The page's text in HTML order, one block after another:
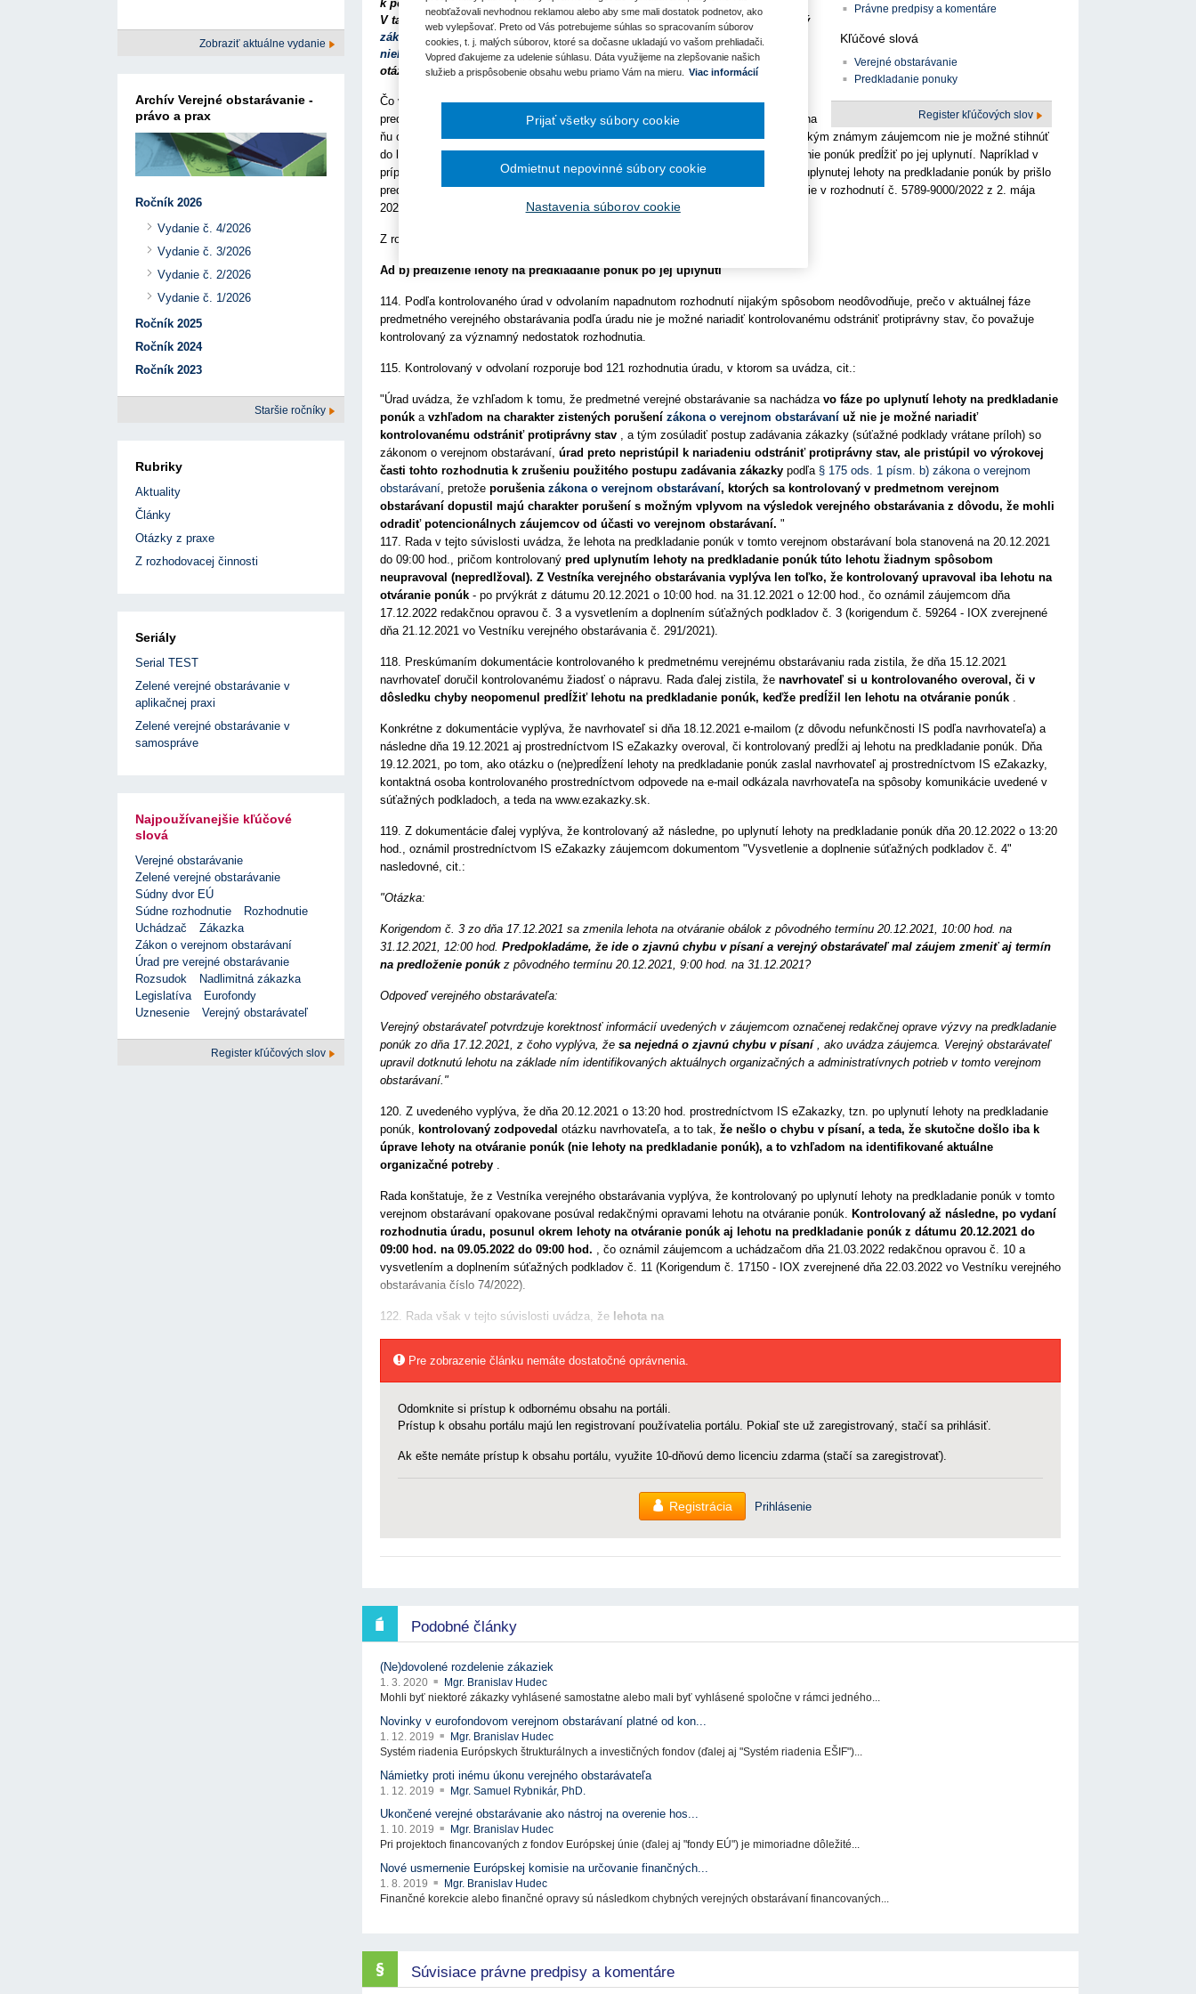
17. 7. 2026
Úrad pre verejné obstarávanie
Zelené obstarávanie naráža na bariéry aj obavy
konfliktu záujmov
8. 7. 2026
Úrad pre verejné obstarávanie
22. 1. 2026
Otvorenie výzvy na predkladanie žiadostí o dotácie
potenciálnych c...
Tretia výzva v Interreg Programe dunajského
regiónu oficiálne vyhlá...
2. 10. 2025
December 2024
November 2024
Október 2024
September 2024
August 2024
Jún 2024
Máj 2024
Február 2024
Január 2024
Právne predpisy a komentáre
Kľúčové slová
Verejné obstarávanie
Predkladanie ponuky
Register kľúčových slov
k podmienkam danej súťaže. Častokrát ide o obštrukcie zo strany záujemcov.
V takomto prípade je voči takýmto obštrukciám verejný obstarávateľ chránený
zákonom č. 343/2015 Z. z. o verejnom obstarávaní a o zmene a doplnení
niektorých zákonov v z. n. p., pričom môže odmietnuť odpovedať na danú
otázku s odôvodnením, že nebola položená dostatočne vopred.
Čo však v prípade, že otázka, ktorá bola položená tesne pred lehotou na
predkladanie ponúk, je kvalitná, a teda verejný obstarávateľ považuje za potrebné na
ňu odpovedať? Samotné administrovanie odpovede, jej zverejnenie a zaslanie všetkým známym záujemcom nie je možné stihnúť
do lehoty na predkladanie ponúk. Vzniká tak otázka, či možno lehotu na predkladanie ponúk predĺžiť po jej uplynutí. Napríklad v
prípade, ak by verejný obstarávateľ neotvoril predmetné ponuky a k predĺženiu už uplynutej lehoty na predkladanie ponúk by prišlo
pred otvorením ponúk. Na uvedené odpovedala Rada Úradu pre verejné obstarávanie v rozhodnutí č. 5789-9000/2022 z 2. mája
2022.
Z rozhodnutia:
Ad b) predĺženie lehoty na predkladanie ponúk po jej uplynutí
114. Podľa kontrolovaného úrad v odvolaním napadnutom rozhodnutí nijakým spôsobom neodôvodňuje, prečo v aktuálnej fáze
predmetného verejného obstarávania podľa úradu nie je možné nariadiť kontrolovanému odstrániť protiprávny stav, čo považuje
kontrolovaný za významný nedostatok rozhodnutia.
115. Kontrolovaný v odvolaní rozporuje bod 121 rozhodnutia úradu, v ktorom sa uvádza, cit.:
"Úrad uvádza, že vzhľadom k tomu, že predmetné verejné obstarávanie sa nachádza vo fáze po uplynutí lehoty na predkladanie
ponúk a vzhľadom na charakter zistených porušení zákona o verejnom obstarávaní už nie je možné nariadiť
kontrolovanému odstrániť protiprávny stav , a tým zosúladiť postup zadávania zákazky (súťažné podklady vrátane príloh) so
zákonom o verejnom obstarávaní, úrad preto nepristúpil k nariadeniu odstrániť protiprávny stav, ale pristúpil vo výrokovej
časti tohto rozhodnutia k zrušeniu použitého postupu zadávania zákazky podľa § 175 ods. 1 písm. b) zákona o verejnom
obstarávaní, pretože porušenia zákona o verejnom obstarávaní, ktorých sa kontrolovaný v predmetnom verejnom
obstarávaní dopustil majú charakter porušení s možným vplyvom na výsledok verejného obstarávania z dôvodu, že mohli
odradiť potencionálnych záujemcov od účasti vo verejnom obstarávaní. "
117. Rada v tejto súvislosti uvádza, že lehota na predkladanie ponúk v tomto verejnom obstarávaní bola stanovená na 20.12.2021
do 09:00 hod., pričom kontrolovaný pred uplynutím lehoty na predkladanie ponúk túto lehotu žiadnym spôsobom
neupravoval (nepredlžoval). Z Vestníka verejného obstarávania vyplýva len toľko, že kontrolovaný upravoval iba lehotu na
otváranie ponúk - po prvýkrát z dátumu 20.12.2021 o 10:00 hod. na 31.12.2021 o 12:00 hod., čo oznámil záujemcom dňa
17.12.2022 redakčnou opravou č. 3 a vysvetlením a doplnením súťažných podkladov č. 3 (korigendum č. 59264 - IOX zverejnené
dňa 21.12.2021 vo Vestníku verejného obstarávania č. 291/2021).
118. Preskúmaním dokumentácie kontrolovaného k predmetnému verejnému obstarávaniu rada zistila, že dňa 15.12.2021
navrhovateľ doručil kontrolovanému žiadosť o nápravu. Rada ďalej zistila, že navrhovateľ si u kontrolovaného overoval, či v
dôsledku chyby neopomenul predĺžiť lehotu na predkladanie ponúk, keďže predĺžil len lehotu na otváranie ponúk .
Konkrétne z dokumentácie vyplýva, že navrhovateľ si dňa 18.12.2021 e-mailom (z dôvodu nefunkčnosti IS podľa navrhovateľa) a
následne dňa 19.12.2021 aj prostredníctvom IS eZakazky overoval, či kontrolovaný predĺži aj lehotu na predkladanie ponúk. Dňa
19.12.2021, po tom, ako otázku o (ne)predĺžení lehoty na predkladanie ponúk zaslal navrhovateľ aj prostredníctvom IS eZakazky,
kontaktná osoba kontrolovaného prostredníctvom odpovede na e-mail odkázala navrhovateľa na spôsoby komunikácie uvedené v
súťažných podkladoch, a teda na www.ezakazky.sk.
119. Z dokumentácie ďalej vyplýva, že kontrolovaný až následne, po uplynutí lehoty na predkladanie ponúk dňa 20.12.2022 o 13:20
hod., oznámil prostredníctvom IS eZakazky záujemcom dokumentom "Vysvetlenie a doplnenie súťažných podkladov č. 4"
nasledovné, cit.:
"Otázka:
Korigendom č. 3 zo dňa 17.12.2021 sa zmenila lehota na otváranie obálok z pôvodného termínu 20.12.2021, 10:00 hod. na
31.12.2021, 12:00 hod. Predpokladáme, že ide o zjavnú chybu v písaní a verejný obstarávateľ mal záujem zmeniť aj termín
na predloženie ponúkz pôvodného termínu 20.12.2021, 9:00 hod. na 31.12.2021?
Odpoveď verejného obstarávateľa:
Verejný obstarávateľ potvrdzuje korektnosť informácií uvedených v záujemcom označenej redakčnej oprave výzvy na predkladanie
ponúk zo dňa 17.12.2021, z čoho vyplýva, že sa nejedná o zjavnú chybu v písaní, ako uvádza záujemca. Verejný obstarávateľ
upravil dotknutú lehotu na základe ním identifikovaných aktuálnych organizačných a administratívnych potrieb v tomto verejnom
obstarávaní."
120. Z uvedeného vyplýva, že dňa 20.12.2021 o 13:20 hod. prostredníctvom IS eZakazky, tzn. po uplynutí lehoty na predkladanie
ponúk, kontrolovaný zodpovedal otázku navrhovateľa, a to tak, že nešlo o chybu v písaní, a teda, že skutočne došlo iba k
úprave lehoty na otváranie ponúk (nie lehoty na predkladanie ponúk), a to vzhľadom na identifikované aktuálne
organizačné potreby .
Rada konštatuje, že z Vestníka verejného obstarávania vyplýva, že kontrolovaný po uplynutí lehoty na predkladanie ponúk v tomto
verejnom obstarávaní opakovane posúval redakčnými opravami lehotu na otváranie ponúk. Kontrolovaný až následne, po vydaní
rozhodnutia úradu, posunul okrem lehoty na otváranie ponúk aj lehotu na predkladanie ponúk z dátumu 20.12.2021 do
09:00 hod. na 09.05.2022 do 09:00 hod. , čo oznámil záujemcom a uchádzačom dňa 21.03.2022 redakčnou opravou č. 10 a
vysvetlením a doplnením súťažných podkladov č. 11 (Korigendum č. 17150 - IOX zverejnené dňa 22.03.2022 vo Vestníku verejného
obstarávania číslo 74/2022).
122. Rada však v tejto súvislosti uvádza, že lehota na
Pre zobrazenie článku nemáte dostatočné oprávnenia.
Odomknite si prístup k odbornému obsahu na portáli.
Prístup k obsahu portálu majú len registrovaní používatelia portálu. Pokiaľ ste už zaregistrovaný, stačí sa prihlásiť.
Ak ešte nemáte prístup k obsahu portálu, využite 10-dňovú demo licenciu zdarma (stačí sa zaregistrovať).
Registrácia Prihlásenie
Podobné články
(Ne)dovolené rozdelenie zákaziek
1. 3. 2020
Mgr. Branislav Hudec
Mohli byť niektoré zákazky vyhlásené samostatne alebo mali byť vyhlásené spoločne v rámci jedného...
Novinky v eurofondovom verejnom obstarávaní platné od kon...
1. 12. 2019
Mgr. Branislav Hudec
Systém riadenia Európskych štrukturálnych a investičných fondov (ďalej aj "Systém riadenia EŠIF")...
Námietky proti inému úkonu verejného obstarávateľa
1. 12. 2019 Mgr. Samuel Rybnikár, PhD.
Ukončené verejné obstarávanie ako nástroj na overenie hos...
1. 10. 2019
Mgr. Branislav Hudec
Pri projektoch financovaných z fondov Európskej únie (ďalej aj "fondy EÚ") je mimoriadne dôležité...
Nové usmernenie Európskej komisie na určovanie finančných...
1. 8. 2019
Mgr. Branislav Hudec
Finančné korekcie alebo finančné opravy sú následkom chybných verejných obstarávaní financovaných...
Súvisiace právne predpisy a komentáre
Zobraziť aktuálne vydanie
Archív Verejné obstarávanie -
právo a prax
Ročník 2026
Vydanie č. 4/2026
Vydanie č. 3/2026
Vydanie č. 2/2026
Vydanie č. 1/2026
Ročník 2025
Ročník 2024
Ročník 2023
Staršie ročníky
Rubriky
Aktuality
Články
Otázky z praxe
Z rozhodovacej činnosti
Seriály
Serial TEST
Zelené verejné obstarávanie v
aplikačnej praxi
Zelené verejné obstarávanie v
samospráve
Najpoužívanejšie kľúčové
slová
Verejné obstarávanie
Zelené verejné obstarávanie
Súdny dvor EÚ
Súdne rozhodnutie
Rozhodnutie
Uchádzač
Zákazka
Zákon o verejnom obstarávaní
Úrad pre verejné obstarávanie
Rozsudok
Nadlimitná zákazka
Legislatíva
Eurofondy
Uznesenie
Verejný obstarávateľ
Register kľúčových slov
neobťažovali nevhodnou reklamou alebo aby sme mali dostatok podnetov, ako
web vylepšovať. Preto od Vás potrebujeme súhlas so spracovaním súborov
cookies, t. j. malých súborov, ktoré sa dočasne ukladajú vo vašom prehliadači.
Vopred ďakujeme za udelenie súhlasu. Dáta využijeme na zlepšovanie našich
služieb a prispôsobenie obsahu webu priamo Vám na mieru.
Viac informácií
Nastavenia súborov cookie
Odmietnut nepovinné súbory cookie
Prijať všetky súbory cookie